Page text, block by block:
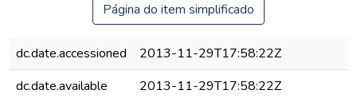
Página do item simplificado
dc.date.accessioned
2013-11-29T17:58:22Z
dc.date.available
2013-11-29T17:58:22Z